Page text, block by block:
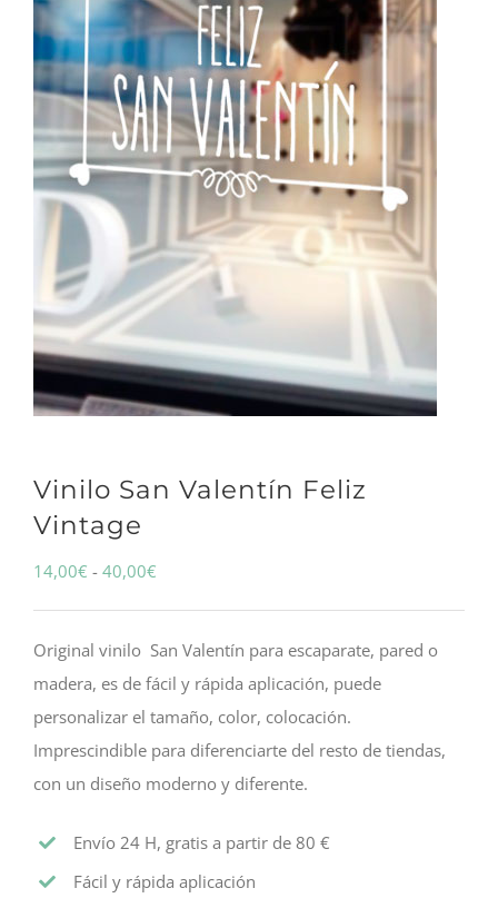
Vinilo San Valentín Feliz
Vintage
14,00€ - 40,00€
Original vinilo San Valentín para escaparate, pared o
madera, es de fácil y rápida aplicación, puede
personalizar el tamaño, color, colocación.
Imprescindible para diferenciarte del resto de tiendas,
con un diseño moderno y diferente.
Envío 24 H, gratis a partir de 80 €
Fácil y rápida aplicación